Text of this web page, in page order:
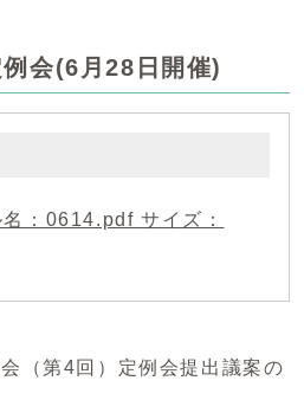
会(6月28日開催)
：0614.pdf サイズ：
（第4回）定例会提出議案の